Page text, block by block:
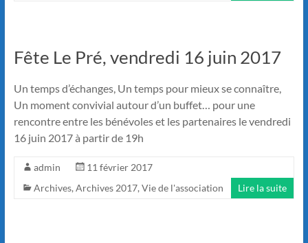
Fête Le Pré, vendredi 16 juin 2017
Un temps d’échanges, Un temps pour mieux se connaître,
Un moment convivial autour d’un buffet… pour une
rencontre entre les bénévoles et les partenaires le vendredi
16 juin 2017 à partir de 19h
admin
11 février 2017
Archives, Archives 2017, Vie de l'association Lire la suite